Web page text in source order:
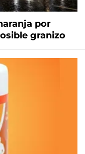
por
granizo